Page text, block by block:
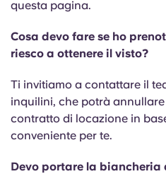
questa pagina.
Cosa devo fare se ho
riesco a ottenere il visto?
Ti invitiamo a contattare il
inquilini, che potrà
contratto di locazione in
conveniente per te.
Devo portare la biancheria